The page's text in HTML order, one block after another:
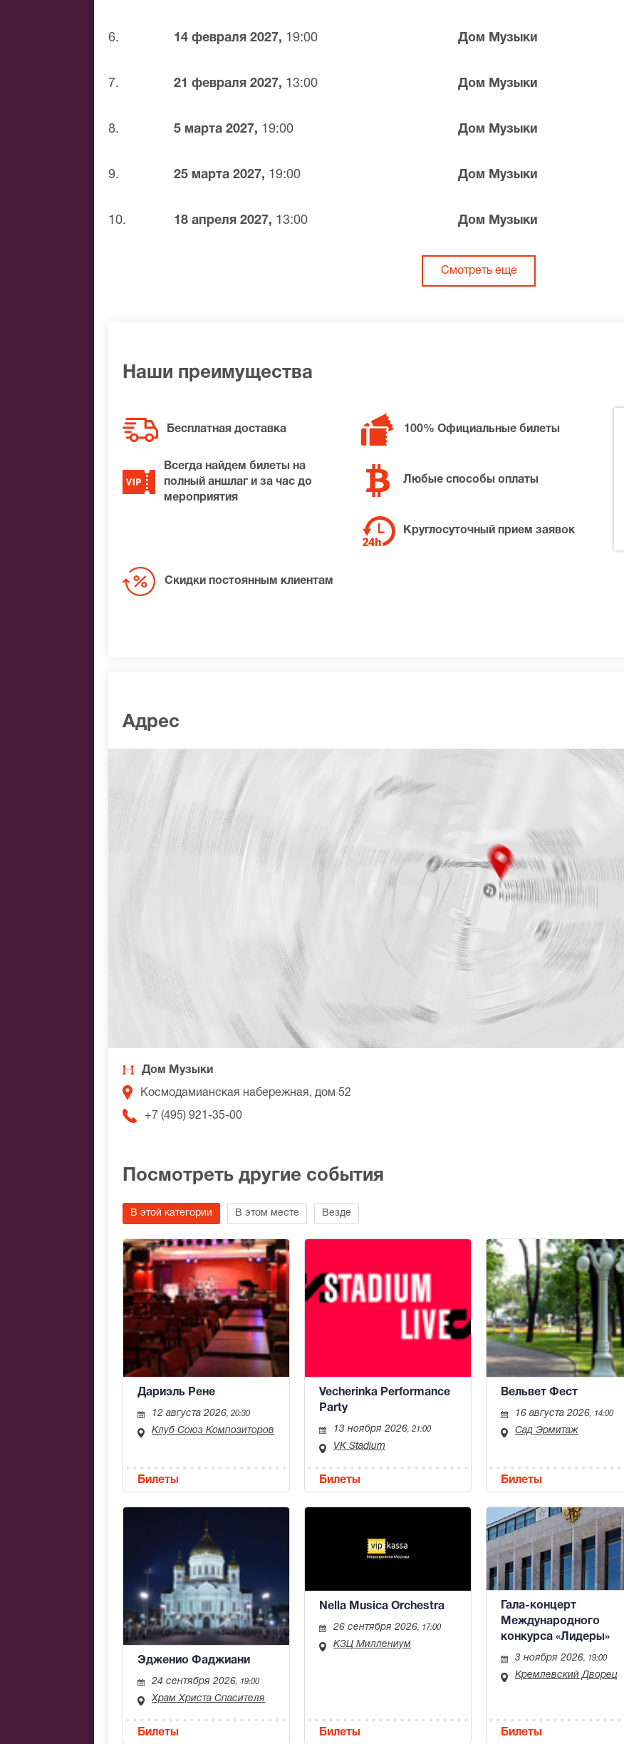
6. 14 февраля 2027, 19:00 Дом Музыки
7. 21 февраля 2027, 13:00 Дом Музыки
8. 5 марта 2027, 19:00 Дом Музыки
9. 25 марта 2027, 19:00 Дом Музыки
10. 18 апреля 2027, 13:00 Дом Музыки
Смотреть еще
Наши преимущества
Бесплатная доставка 100% Официальные билеты
Всегда найдем билеты на
полный аншлаг и за час до
мероприятия
Любые способы оплаты
Круглосуточный прием заявок
Скидки постоянным клиентам
Адрес
Дом Музыки
Космодамианская набережная, дом 52
+7 (495) 921-35-00
Посмотреть другие события
В этой категории В этом месте Везде
Дариэль Рене
12 августа 2026, 20:30
Клуб Союз Композиторов
Билеты
Vecherinka Performance
Party
13 ноября 2026, 21:00
VK Stadium
Билеты
Вельвет Фест
16 августа 2026, 14:00
Сад Эрмитаж
Билеты
Эдженио Фаджиани
24 сентября 2026, 19:00
Храм Христа Спасителя
Билеты
Nella Musica Orchestra
26 сентября 2026, 17:00
КЗЦ Миллениум
Билеты
Гала-концерт
Международного
конкурса «Лидеры»
3 ноября 2026, 19:00
Кремлевский Дворец
Билеты